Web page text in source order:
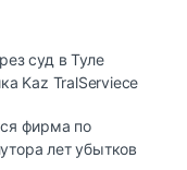
суд в Туле
Kaz TralServiece
фирма по
лет убытков